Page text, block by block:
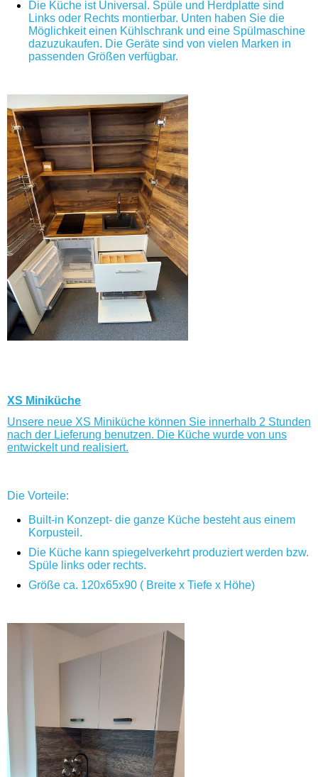
Die Küche ist Universal. Spüle und Herdplatte sind
Links oder Rechts montierbar. Unten haben Sie die
Möglichkeit einen Kühlschrank und eine Spülmaschine
dazuzukaufen. Die Geräte sind von vielen Marken in
passenden Größen verfügbar.
XS Miniküche
Unsere neue XS Miniküche können Sie innerhalb 2 Stunden
nach der Lieferung benutzen. Die Küche wurde von uns
entwickelt und realisiert.
Die Vorteile:
Built-in Konzept- die ganze Küche besteht aus einem
Korpusteil.
Die Küche kann spiegelverkehrt produziert werden bzw.
Spüle links oder rechts.
Größe ca. 120x65x90 ( Breite x Tiefe x Höhe)